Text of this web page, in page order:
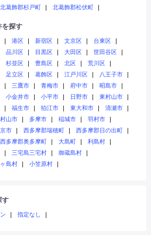
北葛飾郡杉戸町 北葛飾郡松伏町
を探す
港区 新宿区 文京区
台東区
品川区 目黒区 大田区
世田谷区
杉並区 豊島区 北区
荒川区
足立区 葛飾区 江戸川区
八王子市
三鷹市 青梅市 府中市
昭島市
小金井市 小平市 日野市
東村山市
福生市 狛江市 東大和市
清瀬市
山市 多摩市 稲城市
羽村市
市 西多摩郡瑞穂町
西多摩郡日の出町
西多摩郡奥多摩町 大島町
利島村
三宅島三宅村
御蔵島村
島村 小笠原村
す
指定なし